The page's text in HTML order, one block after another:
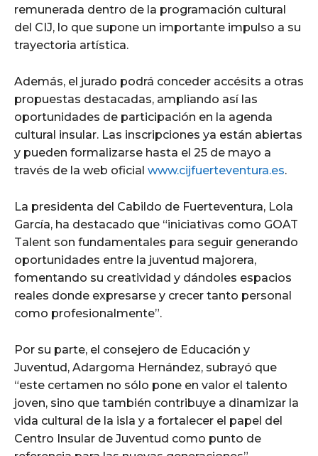
remunerada dentro de la programación cultural
del CIJ, lo que supone un importante impulso a su
trayectoria artística.
Además, el jurado podrá conceder accésits a otras
propuestas destacadas, ampliando así las
oportunidades de participación en la agenda
cultural insular. Las inscripciones ya están abiertas
y pueden formalizarse hasta el 25 de mayo a
través de la web oficial www.cijfuerteventura.es.
La presidenta del Cabildo de Fuerteventura, Lola
García, ha destacado que “iniciativas como GOAT
Talent son fundamentales para seguir generando
oportunidades entre la juventud majorera,
fomentando su creatividad y dándoles espacios
reales donde expresarse y crecer tanto personal
como profesionalmente”.
Por su parte, el consejero de Educación y
Juventud, Adargoma Hernández, subrayó que
“este certamen no sólo pone en valor el talento
joven, sino que también contribuye a dinamizar la
vida cultural de la isla y a fortalecer el papel del
Centro Insular de Juventud como punto de